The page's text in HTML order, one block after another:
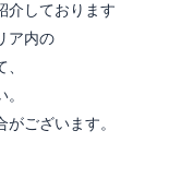
介しております
ア内の
ございます。